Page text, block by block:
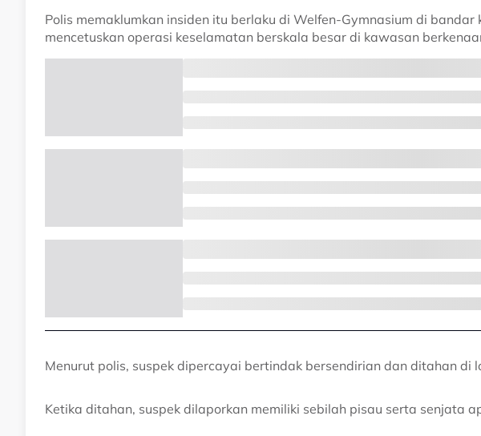
Polis memaklumkan insiden itu berlaku di Welfen-Gymnasium di bandar
mencetuskan operasi keselamatan berskala besar di kawasan
Menurut polis, suspek dipercayai bertindak bersendirian dan ditahan di
Ketika ditahan, suspek dilaporkan memiliki sebilah pisau serta senjata